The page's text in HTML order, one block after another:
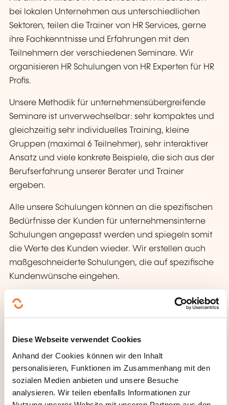
Diese Webseite verwendet Cookies
Anhand der Cookies können wir den Inhalt
personalisieren, Funktionen im Zusammenhang mit den
sozialen Medien anbieten und unsere Besuche
analysieren. Wir teilen ebenfalls Informationen zur
bei lokalen Unternehmen aus unterschiedlichen
Sektoren, teilen die Trainer von HR Services, gerne
ihre Fachkenntnisse und Erfahrungen mit den
Teilnehmern der verschiedenen Seminare. Wir
organisieren HR Schulungen von HR Experten für HR
Profis.
Unsere Methodik für unternehmensübergreifende
Seminare ist unverwechselbar: sehr kompaktes und
gleichzeitig sehr individuelles Training, kleine
Gruppen (maximal 6 Teilnehmer), sehr interaktiver
Ansatz und viele konkrete Beispiele, die sich aus der
Berufserfahrung unserer Berater und Trainer
ergeben.
Alle unsere Schulungen können an die spezifischen
Bedürfnisse der Kunden für unternehmensinterne
Schulungen angepasst werden und spiegeln somit
die Werte des Kunden wieder. Wir erstellen auch
maßgeschneiderte Schulungen, die auf spezifische
Kundenwünsche eingehen.
Das gleiche Training kann je nach multikultureller
Situation unserer Kunden in Deutsch, Englisch,
Kombination dieser vier Sprachen durchgeführt
werden. Jeder Mitarbeiter kann somit unabhängig
von seiner Muttersprache genau das gleiche
Training erhalten.
Während der Coronavirus Krise, finden alle